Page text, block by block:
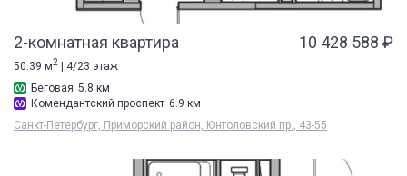
2-комнатная квартира 10 428 588 ₽
50.39 м2
| 4/23 этаж
Беговая 5.8 км
Комендантский проспект 6.9 км
Санкт-Петербург, Приморский район, Юнтоловский пр., 43-55